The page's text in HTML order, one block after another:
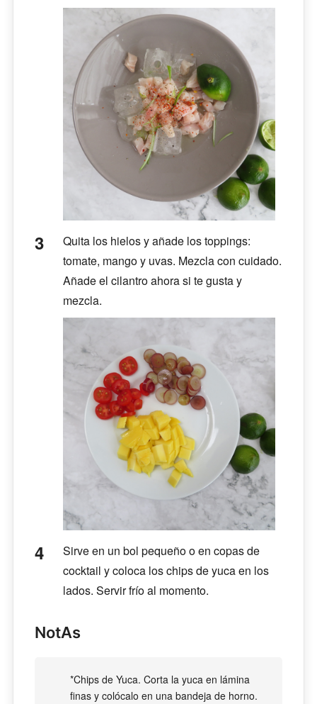
Quita los hielos y añade los toppings:
tomate, mango y uvas. Mezcla con cuidado.
Añade el cilantro ahora si te gusta y
mezcla.
Sirve en un bol pequeño o en copas de
cocktail y coloca los chips de yuca en los
lados. Servir frío al momento.
NotAs
*Chips de Yuca. Corta la yuca en lámina
finas y colócalo en una bandeja de horno.